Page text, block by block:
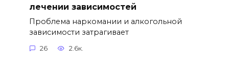
лечении зависимостей
Проблема наркомании и алкогольной
зависимости затрагивает
26 2.6к.